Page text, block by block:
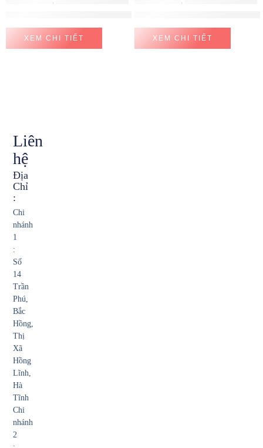
XEM CHI TIẾT XEM CHI TIẾT
Liên
hệ
Địa
Chỉ
:
Chi
nhánh
1
:
Số
14
Trần
Phú,
Bắc
Hồng,
Thị
Xã
Hồng
Lĩnh,
Hà
Tĩnh
Chi
nhánh
2